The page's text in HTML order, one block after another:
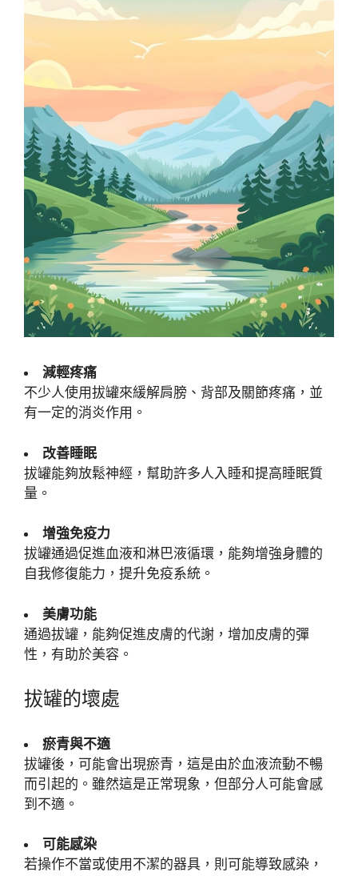
減輕疼痛
不少人使用拔罐來緩解肩膀、背部及關節疼痛，並
有一定的消炎作用。
改善睡眠
拔罐能夠放鬆神經，幫助許多人入睡和提高睡眠質
量。
增強免疫力
拔罐通過促進血液和淋巴液循環，能夠增強身體的
自我修復能力，提升免疫系統。
美膚功能
通過拔罐，能夠促進皮膚的代謝，增加皮膚的彈
性，有助於美容。
拔罐的壞處
瘀青與不適
拔罐後，可能會出現瘀青，這是由於血液流動不暢
而引起的。雖然這是正常現象，但部分人可能會感
到不適。
可能感染
若操作不當或使用不潔的器具，則可能導致感染，